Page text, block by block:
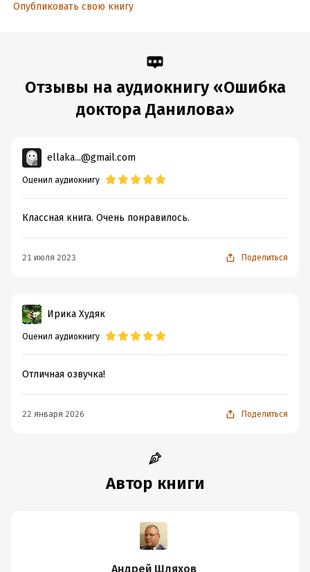
Опубликовать свою книгу
Отзывы на аудиокнигу «Ошибка
доктора Данилова»
ellaka...@gmail.com
Оценил аудиокнигу
Классная книга. Очень понравилось.
21 июля 2023 Поделиться
Ирика Худяк
Оценил аудиокнигу
Отличная озвучка!
22 января 2026 Поделиться
Автор книги
Андрей Шляхов